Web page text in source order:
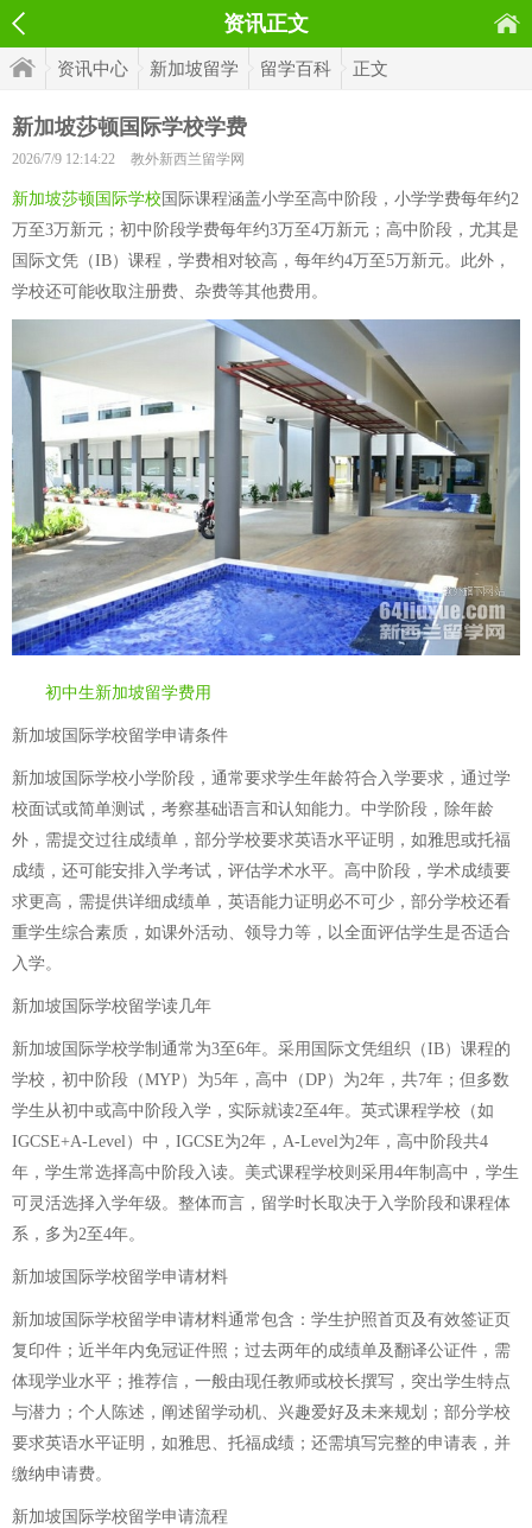
资讯正文
资讯中心 新加坡留学 留学百科 正文
新加坡莎顿国际学校学费
2026/7/9 12:14:22 教外新西兰留学网
新加坡莎顿国际学校 国际课程涵盖小学至高中阶段，小学学费每年约2
万至3万新元；初中阶段学费每年约3万至4万新元；高中阶段，尤其是
国际文凭（IB）课程，学费相对较高，每年约4万至5万新元。此外，
学校还可能收取注册费、杂费等其他费用。
初中生新加坡留学费用
新加坡国际学校留学申请条件
新加坡国际学校小学阶段，通常要求学生年龄符合入学要求，通过学
校面试或简单测试，考察基础语言和认知能力。中学阶段，除年龄
外，需提交过往成绩单，部分学校要求英语水平证明，如雅思或托福
成绩，还可能安排入学考试，评估学术水平。高中阶段，学术成绩要
求更高，需提供详细成绩单，英语能力证明必不可少，部分学校还看
重学生综合素质，如课外活动、领导力等，以全面评估学生是否适合
入学。
新加坡国际学校留学读几年
新加坡国际学校学制通常为3至6年。采用国际文凭组织（IB）课程的
学校，初中阶段（MYP）为5年，高中（DP）为2年，共7年；但多数
学生从初中或高中阶段入学，实际就读2至4年。英式课程学校（如
IGCSE+A-Level）中，IGCSE为2年，A-Level为2年，高中阶段共4
年，学生常选择高中阶段入读。美式课程学校则采用4年制高中，学生
可灵活选择入学年级。整体而言，留学时长取决于入学阶段和课程体
系，多为2至4年。
新加坡国际学校留学申请材料
新加坡国际学校留学申请材料通常包含：学生护照首页及有效签证页
复印件；近半年内免冠证件照；过去两年的成绩单及翻译公证件，需
体现学业水平；推荐信，一般由现任教师或校长撰写，突出学生特点
与潜力；个人陈述，阐述留学动机、兴趣爱好及未来规划；部分学校
要求英语水平证明，如雅思、托福成绩；还需填写完整的申请表，并
缴纳申请费。
新加坡国际学校留学申请流程